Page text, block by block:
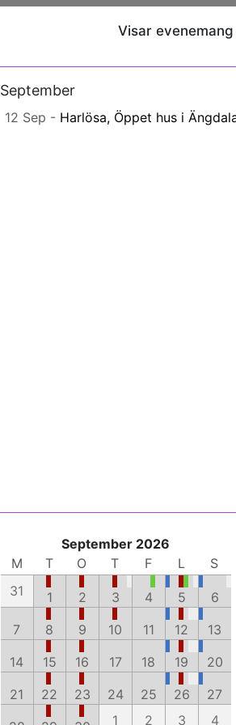
Visar
September
12 Sep - Harlösa, Öppet hus i
September 2026
M
T O T F L
S
31
1 2 3 4 5
6
7
8 9 10 11 12
13
14
15 16 17 18 19
20
21
22 23 24 25 26
27
1 2 3 4